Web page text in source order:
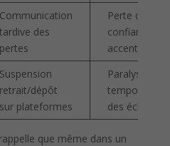
Communication
tardive des
pertes
Perte de
confiance
accentuée
Suspension
retrait/dépôt
sur plateformes
Paralysie
temporaire
des échanges
que même dans un